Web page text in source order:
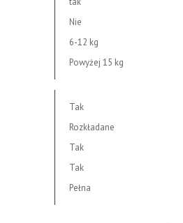
Nie
6-12 kg
Powyżej 15 kg
Tak
Rozkładane
Tak
Tak
Pełna